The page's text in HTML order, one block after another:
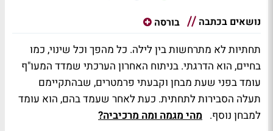
נושאים בכתבה בורסה
תחתיות לא מתרחשות בין לילה. כל מהפך וכל שינוי, כמו
בחיים, הוא הדרגתי. בניתוח האחרון הערכתי שמדד המעו"ף
עומד בפני שעת מבחן וקבעתי פרמטרים, שבהתקיימם
תעלה הסבירות לתחתית. כעת לאחר שעמד בהם, הוא עומד
למבחן נוסף. מהי מגמה ומה מרכיביה?